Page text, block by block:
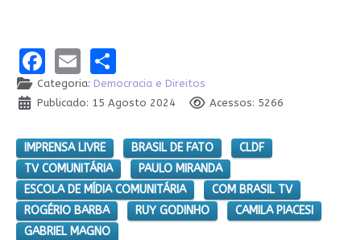
Facebook
EmailShare
Categoria: Democracia e Direitos
Publicado: 15 Agosto 2024
Acessos: 5266
IMPRENSA LIVRE BRASIL DE FATO
CLDF
TV COMUNITÁRIA
PAULO MIRANDA
ESCOLA DE MÍDIA COMUNITÁRIA
COM BRASIL TV
ROGÉRIO BARBA
RUY GODINHO
CAMILA PIACESI
GABRIEL MAGNO